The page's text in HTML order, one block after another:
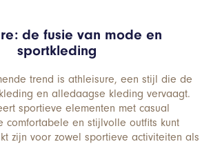
de fusie van mode en
sportkleding
trend is athleisure, een stijl die de
en alledaagse kleding vervaagt.
sportieve elementen met casual
comfortabele en stijlvolle outfits kunt
zijn voor zowel sportieve activiteiten als